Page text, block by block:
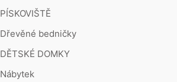
PÍSKOVIŠTĚ
Dřevěné bedničky
DĚTSKÉ DOMKY
Nábytek